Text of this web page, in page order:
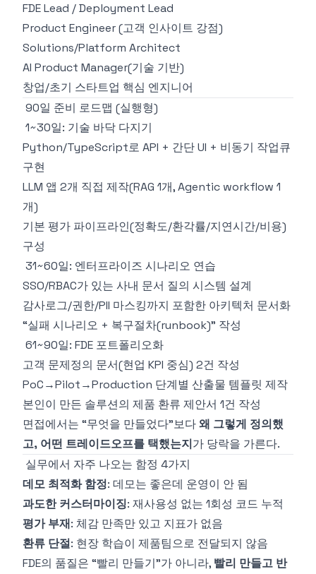
FDE Lead / Deployment Lead
Product Engineer (고객 인사이트 강점)
Solutions/Platform Architect
AI Product Manager(기술 기반)
창업/초기 스타트업 핵심 엔지니어
90일 준비 로드맵 (실행형)
1~30일: 기술 바닥 다지기
Python/TypeScript로 API + 간단 UI + 비동기 작업큐
구현
LLM 앱 2개 직접 제작(RAG 1개, Agentic workflow 1
개)
기본 평가 파이프라인(정확도/환각률/지연시간/비용)
구성
31~60일: 엔터프라이즈 시나리오 연습
SSO/RBAC가 있는 사내 문서 질의 시스템 설계
감사로그/권한/PII 마스킹까지 포함한 아키텍처 문서화
“실패 시나리오 + 복구절차(runbook)” 작성
61~90일: FDE 포트폴리오화
고객 문제정의 문서(현업 KPI 중심) 2건 작성
PoC→Pilot→Production 단계별 산출물 템플릿 제작
본인이 만든 솔루션의 제품 환류 제안서 1건 작성
면접에서는 “무엇을 만들었다”보다왜 그렇게 정의했
고, 어떤 트레이드오프를 택했는지가 당락을 가른다.
실무에서 자주 나오는 함정 4가지
데모 최적화 함정: 데모는 좋은데 운영이 안 됨
과도한 커스터마이징: 재사용성 없는 1회성 코드 누적
평가 부재: 체감 만족만 있고 지표가 없음
환류 단절: 현장 학습이 제품팀으로 전달되지 않음
FDE의 품질은 “빨리 만들기”가 아니라, 빨리 만들고 반